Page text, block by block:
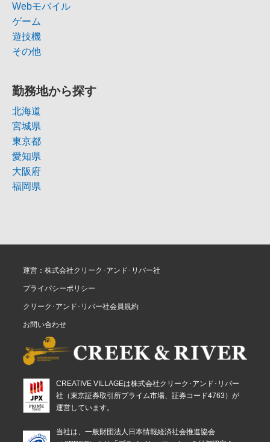
Webモバイル
ゲーム
遊技機
その他
勤務地から探す
北海道
宮城県
東京都
愛知県
大阪府
福岡県
運営：株式会社クリーク･アンド･リバー社
プライバシーポリシー
クリーク･アンド･リバー社会員規約
お問い合わせ
CREATIVE VILLAGEは株式会社クリーク･アンド･リバー
社（東京証券取引所プライム市場、証券コード4763）が
運営しています。
当社は、一般財団法人日本情報経済社会推進協会